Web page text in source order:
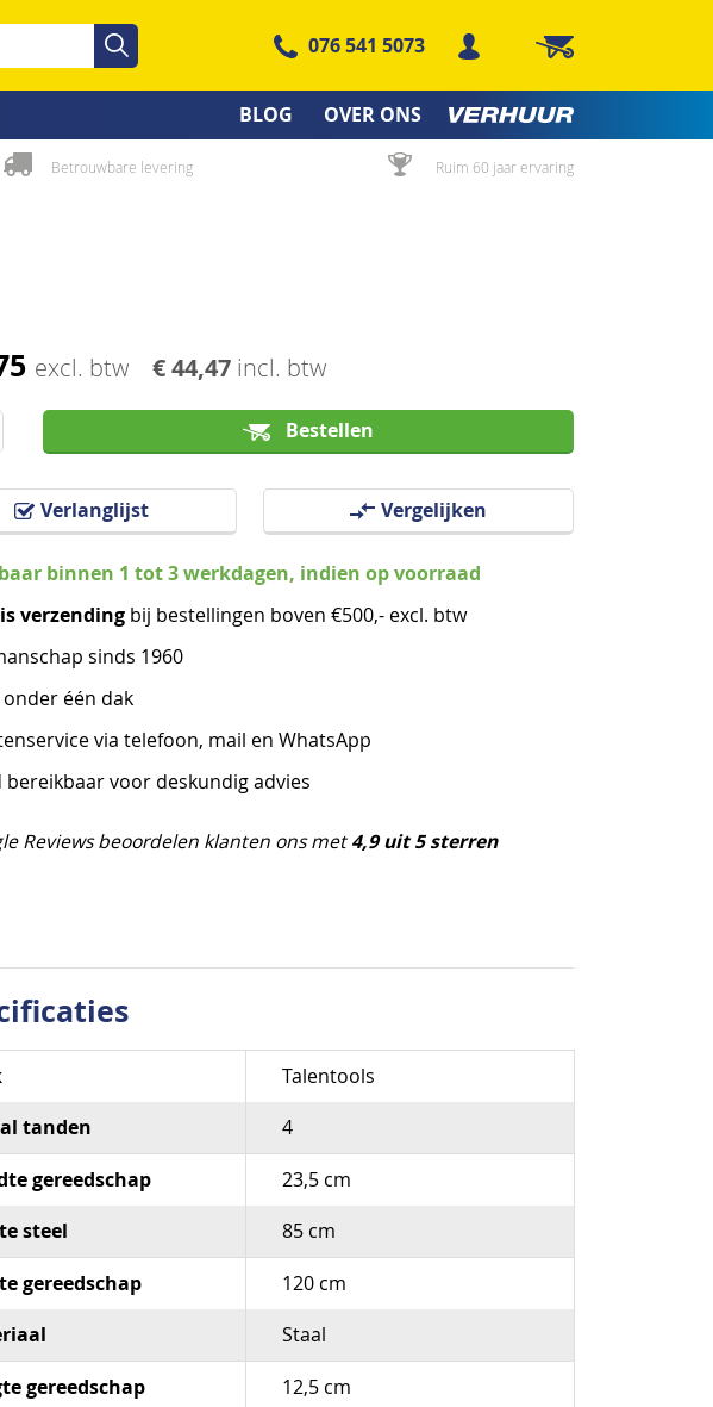
Zoeken
076 541 5073 Winkelwagen
BLOG OVER ONS
Betrouwbare levering Ruim 60 jaar ervaring
excl. btw € 44,47 incl. btw
Bestellen
Verlanglijst Vergelijken
binnen 1 tot 3 werkdagen, indien op voorraad
verzending bij bestellingen boven €500,- excl. btw
sinds 1960
onder één dak
via telefoon, mail en WhatsApp
bereikbaar voor deskundig advies
Reviews beoordelen klanten ons met4,9 uit 5 sterren
Talentools
tanden 4
gereedschap 23,5 cm
steel 85 cm
gereedschap 120 cm
Staal
gereedschap 12,5 cm